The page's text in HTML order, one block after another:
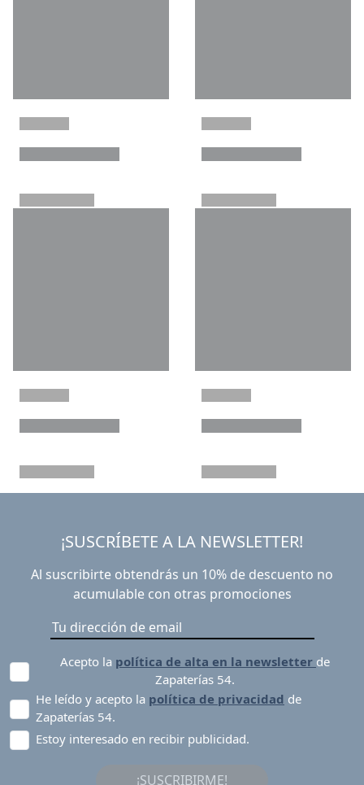
¡SUSCRÍBETE A LA NEWSLETTER!
Al suscribirte obtendrás un 10% de descuento no
acumulable con otras promociones
Acepto la política de alta en la newsletter de
Zapaterías 54.
He leído y acepto la política de privacidad de
Zapaterías 54.
Estoy interesado en recibir publicidad.
¡SUSCRIBIRME!